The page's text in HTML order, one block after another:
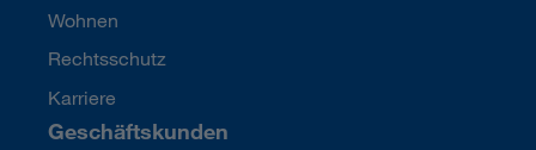
Wohnen
Rechtsschutz
Karriere
Geschäftskunden